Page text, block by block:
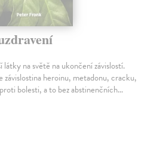
na světě na ukončení závislostí.
závislostina heroinu, metadonu, cracku,
bolesti, a to bez abstinenčních…